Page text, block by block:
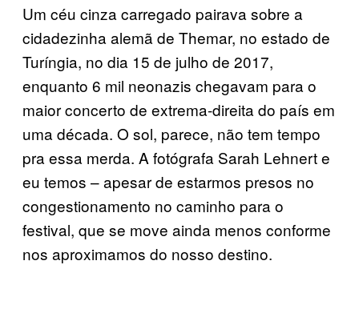
Um céu cinza carregado pairava sobre a
cidadezinha alemã de Themar, no estado de
Turíngia, no dia 15 de julho de 2017,
enquanto 6 mil neonazis chegavam para o
maior concerto de extrema-direita do país em
uma década. O sol, parece, não tem tempo
pra essa merda. A fotógrafa Sarah Lehnert e
eu temos – apesar de estarmos presos no
congestionamento no caminho para o
festival, que se move ainda menos conforme
nos aproximamos do nosso destino.